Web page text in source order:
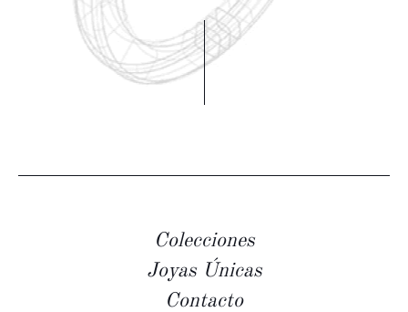
Colecciones
Joyas Únicas
Contacto